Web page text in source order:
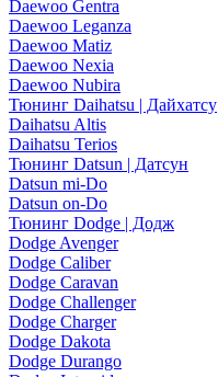
Daewoo Gentra
Daewoo Leganza
Daewoo Matiz
Daewoo Nexia
Daewoo Nubira
Тюнинг Daihatsu | Дайхатсу
Daihatsu Altis
Daihatsu Terios
Тюнинг Datsun | Датсун
Datsun mi-Do
Datsun on-Do
Тюнинг Dodge | Додж
Dodge Avenger
Dodge Caliber
Dodge Caravan
Dodge Challenger
Dodge Charger
Dodge Dakota
Dodge Durango